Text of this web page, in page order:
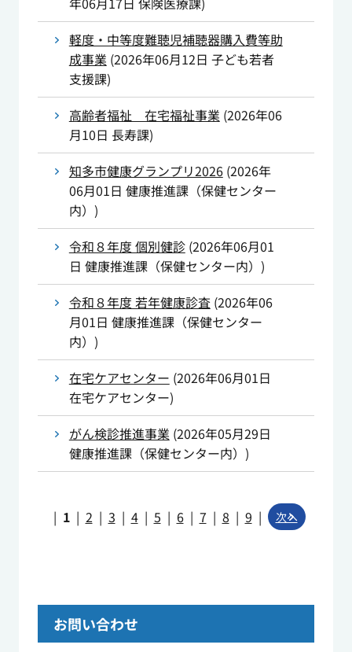
軽度・中等度難聴児補聴器購入費等助
成事業 (2026年06月12日 子ども若者
支援課)
高齢者福祉 在宅福祉事業 (2026年06
月10日 長寿課)
知多市健康グランプリ2026(2026年
06月01日 健康推進課（保健センター
内） )
令和８年度 個別健診(2026年06月01
日 健康推進課（保健センター内） )
令和８年度 若年健康診査(2026年06
月01日 健康推進課（保健センター
内） )
在宅ケアセンター (2026年06月01日
在宅ケアセンター)
がん検診推進事業 (2026年05月29日
健康推進課（保健センター内） )
| 1 | 2 | 3 | 4 | 5 | 6 | 7 | 8 | 9 | 次へ
お問い合わせ